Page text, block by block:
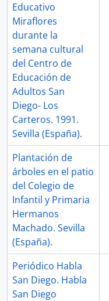
Educativo
Miraflores
durante la
semana cultural
del Centro de
Educación de
Adultos San
Diego- Los
Carteros. 1991.
Sevilla (España).
Plantación de
árboles en el patio
del Colegio de
Infantil y Primaria
Hermanos
Machado. Sevilla
(España).
Periódico Habla
San Diego. Habla
San Diego